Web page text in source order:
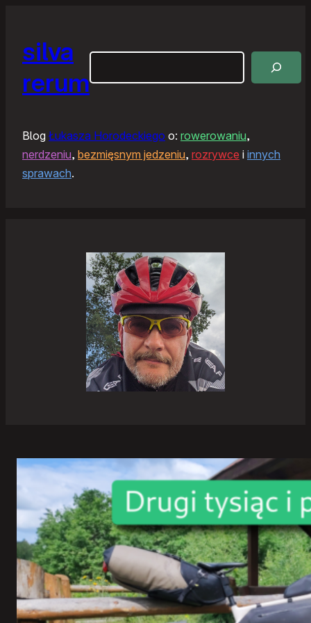
silva
rerum
Blog Łukasza Horodeckiego o: rowerowaniu,
nerdzeniu, bezmięsnym jedzeniu, rozrywce i innych
sprawach.